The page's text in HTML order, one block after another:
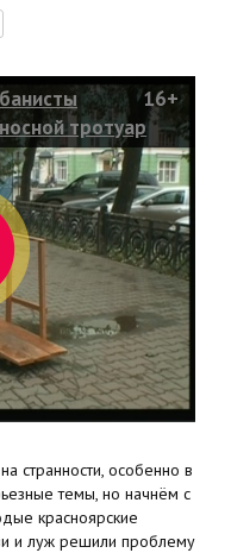
тротуар
16+
странности, особенно в
темы, но начнём с
красноярские
и луж решили проблему